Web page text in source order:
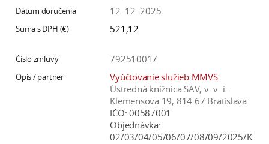
12. 12. 2025
521,12
792510017
Vyúčtovanie služieb MMVS
Ústredná knižnica SAV, v. v. i.
Klemensova 19, 814 67 Bratislava
IČO: 00587001
Objednávka:
02/03/04/05/06/07/08/09/2025/K